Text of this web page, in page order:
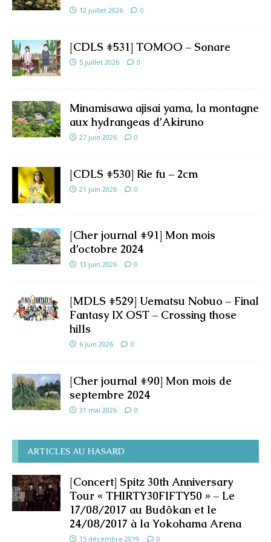
12 juillet 2026 0
[CDLS #531] TOMOO – Sonare
5 juillet 2026 0
Minamisawa ajisai yama, la montagne
aux hydrangeas d’Akiruno
27 juin 2026 0
[CDLS #530] Rie fu – 2cm
21 juin 2026 0
[Cher journal #91] Mon mois
d’octobre 2024
13 juin 2026 0
[MDLS #529] Uematsu Nobuo – Final
Fantasy IX OST – Crossing those
hills
6 juin 2026 0
[Cher journal #90] Mon mois de
septembre 2024
31 mai 2026 0
ARTICLES AU HASARD
[Concert] Spitz 30th Anniversary
Tour « THIRTY30FIFTY50 » – Le
17/08/2017 au Budôkan et le
24/08/2017 à la Yokohama Arena
15 décembre 2019 0